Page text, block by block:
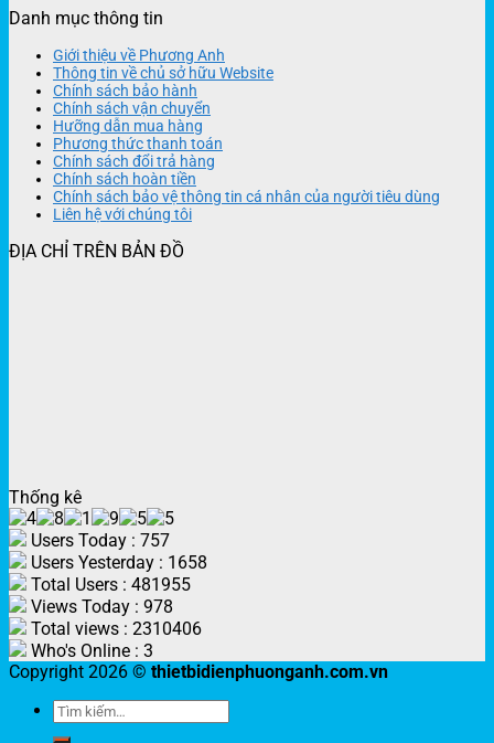
Danh mục thông tin
Giới thiệu về Phương Anh
Thông tin về chủ sở hữu Website
Chính sách bảo hành
Chính sách vận chuyển
Hưỡng dẫn mua hàng
Phương thức thanh toán
Chính sách đổi trả hàng
Chính sách hoàn tiền
Chính sách bảo vệ thông tin cá nhân của người tiêu dùng
Liên hệ với chúng tôi
ĐỊA CHỈ TRÊN BẢN ĐỒ
Thống kê
Users Today : 757
Users Yesterday : 1658
Total Users : 481955
Views Today : 978
Total views : 2310406
Who's Online : 3
Copyright 2026 © thietbidienphuonganh.com.vn